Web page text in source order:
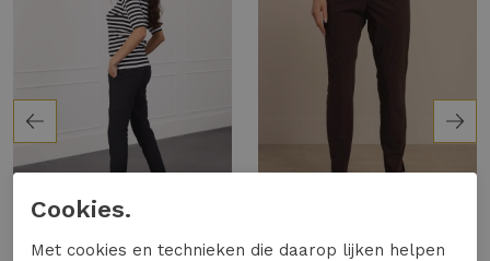
Cookies.
Met cookies en technieken die daarop lijken helpen